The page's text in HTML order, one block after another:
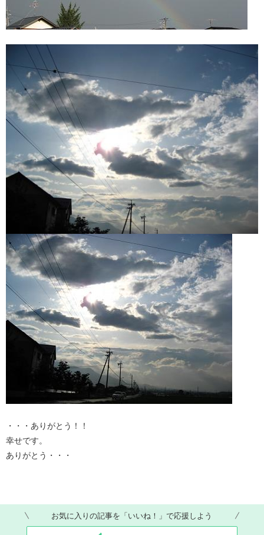
・・・ありがとう！！
幸せです。
ありがとう・・・
お気に入りの記事を「いいね！」で応援しよう